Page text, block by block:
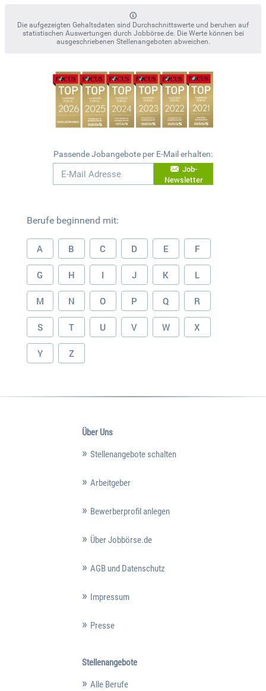
Die aufgezeigten Gehaltsdaten sind Durchschnittswerte und beruhen auf
statistischen Auswertungen durch Jobbörse.de. Die Werte können bei
ausgeschriebenen Stellenangeboten abweichen.
Passende Jobangebote per E-Mail erhalten:
Job-
Newsletter
Berufe beginnend mit:
A B C D E F
G H I J K L
M N O P Q R
S T U V W X
Y Z
Über Uns
Stellenangebote schalten
Arbeitgeber
Bewerberprofil anlegen
Über Jobbörse.de
AGB und Datenschutz
Impressum
Presse
Stellenangebote
Alle Berufe